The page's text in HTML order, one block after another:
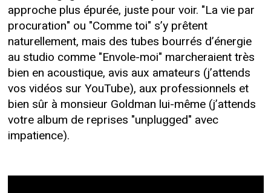
approche plus épurée, juste pour voir. "La vie par
procuration" ou "Comme toi" s’y prêtent
naturellement, mais des tubes bourrés d’énergie
au studio comme "Envole-moi" marcheraient très
bien en acoustique, avis aux amateurs (j’attends
vos vidéos sur YouTube), aux professionnels et
bien sûr à monsieur Goldman lui-même (j’attends
votre album de reprises "unplugged" avec
impatience).